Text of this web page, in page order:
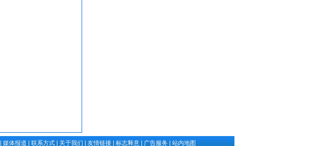
媒体报道|联系方式|关于我们|友情链接|标志释意|广告服务|站内地图